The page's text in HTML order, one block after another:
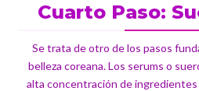
Cuarto Paso:
Se trata de otro de los pasos
belleza coreana. Los serums o
alta concentración de